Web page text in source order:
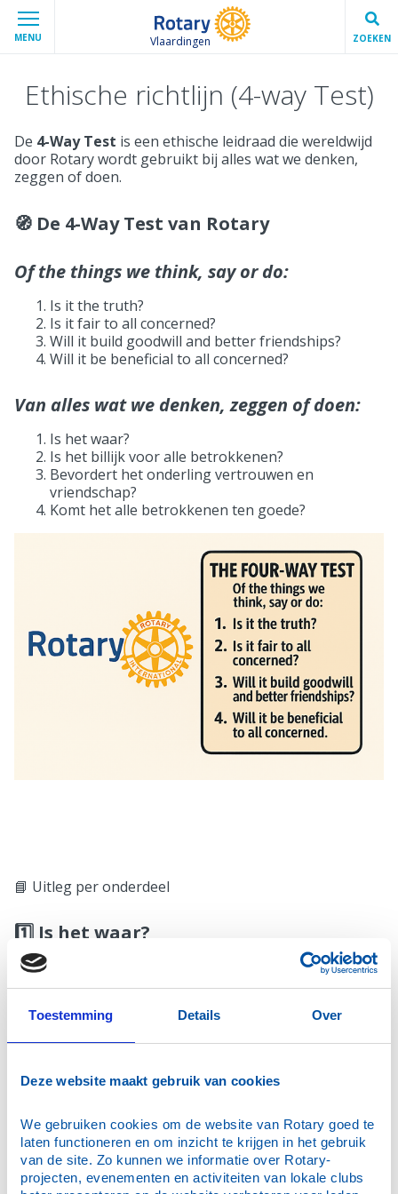
Toestemming Details Over
Deze website maakt gebruik van cookies
We gebruiken cookies om de website van Rotary goed te
laten functioneren en om inzicht te krijgen in het gebruik
van de site. Zo kunnen we informatie over Rotary-
projecten, evenementen en activiteiten van lokale clubs
MENU Vlaardingen ZOEKEN
Ethische richtlijn (4-way Test)
De 4-Way Test is een ethische leidraad die wereldwijd
door Rotary wordt gebruikt bij alles wat we denken,
zeggen of doen.
🧭 De 4-Way Test van Rotary
Of the things we think, say or do:
Is it the truth?
Is it fair to all concerned?
Will it build goodwill and better friendships?
Will it be beneficial to all concerned?
Van alles wat we denken, zeggen of doen:
Is het waar?
Is het billijk voor alle betrokkenen?
Bevordert het onderling vertrouwen en
vriendschap?
Komt het alle betrokkenen ten goede?
📘 Uitleg per onderdeel
1️⃣ Is het waar?
Dit gaat over eerlijkheid en integriteit. Is de informatie
die je deelt feitelijk juist? Ben je transparant in je
naar de waarheid, ook als die ongemakkelijk is.
samenwerking.
2️⃣ Is het billijk voor alle betrokkenen?